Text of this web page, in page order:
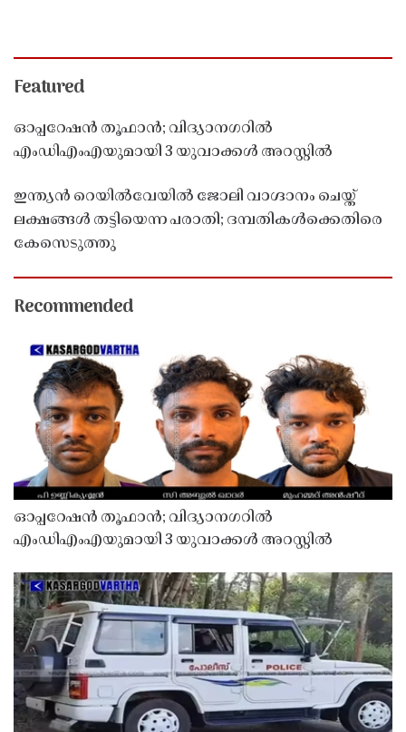
Featured
ഓപ്പറേഷൻ തൂഫാൻ; വിദ്യാനഗറിൽ
എംഡിഎംഎയുമായി 3 യുവാക്കൾ അറസ്റ്റിൽ
ഇന്ത്യൻ റെയിൽവേയിൽ ജോലി വാഗ്ദാനം ചെയ്ത്
ലക്ഷങ്ങൾ തട്ടിയെന്ന പരാതി; ദമ്പതികൾക്കെതിരെ
കേസെടുത്തു
Recommended
ഓപ്പറേഷൻ തൂഫാൻ; വിദ്യാനഗറിൽ
എംഡിഎംഎയുമായി 3 യുവാക്കൾ അറസ്റ്റിൽ